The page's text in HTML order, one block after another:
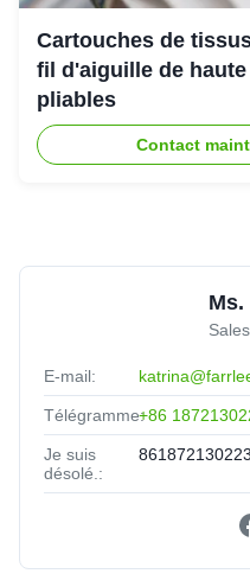
A
Alberto
MexicoOct 8.2025
Excellent quality, best
Cartouches de
fil d'aiguille de
pliables
Contact
E-mail:
Télégramme:+86
Je suis
désolé.: